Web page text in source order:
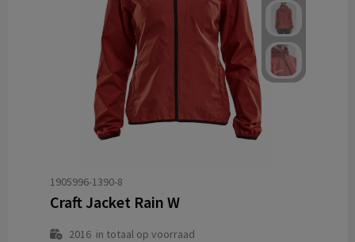
1905996-1390-8
Craft Jacket Rain W
2016in totaal op voorraad